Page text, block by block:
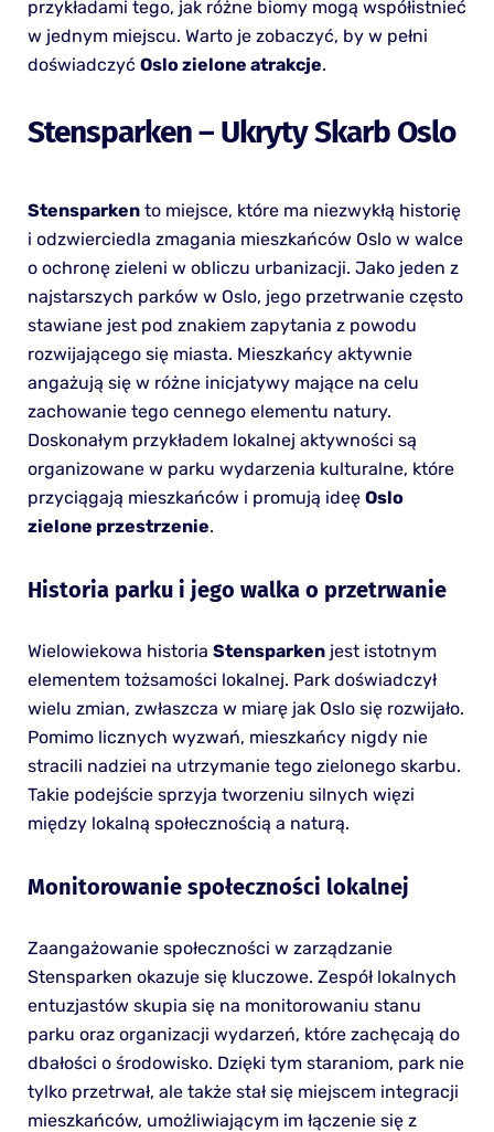
przykładami tego, jak różne biomy mogą współistnieć
w jednym miejscu. Warto je zobaczyć, by w pełni
doświadczyć Oslo zielone atrakcje.
Stensparken – Ukryty Skarb Oslo
Stensparkento miejsce, które ma niezwykłą historię
i odzwierciedla zmagania mieszkańców Oslo w walce
o ochronę zieleni w obliczu urbanizacji. Jako jeden z
najstarszych parków w Oslo, jego przetrwanie często
stawiane jest pod znakiem zapytania z powodu
rozwijającego się miasta. Mieszkańcy aktywnie
angażują się w różne inicjatywy mające na celu
zachowanie tego cennego elementu natury.
Doskonałym przykładem lokalnej aktywności są
organizowane w parku wydarzenia kulturalne, które
przyciągają mieszkańców i promują ideę Oslo
zielone przestrzenie.
Historia parku i jego walka o przetrwanie
Wielowiekowa historia Stensparkenjest istotnym
elementem tożsamości lokalnej. Park doświadczył
wielu zmian, zwłaszcza w miarę jak Oslo się rozwijało.
Pomimo licznych wyzwań, mieszkańcy nigdy nie
stracili nadziei na utrzymanie tego zielonego skarbu.
Takie podejście sprzyja tworzeniu silnych więzi
między lokalną społecznością a naturą.
Monitorowanie społeczności lokalnej
Zaangażowanie społeczności w zarządzanie
Stensparken okazuje się kluczowe. Zespół lokalnych
entuzjastów skupia się na monitorowaniu stanu
parku oraz organizacji wydarzeń, które zachęcają do
dbałości o środowisko. Dzięki tym staraniom, park nie
tylko przetrwał, ale także stał się miejscem integracji
mieszkańców, umożliwiającym im łączenie się z